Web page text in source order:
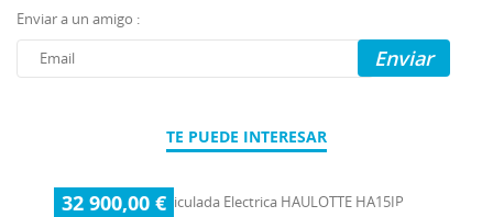
Enviar a un amigo :
Enviar
TE PUEDE INTERESAR
32 900,00 €